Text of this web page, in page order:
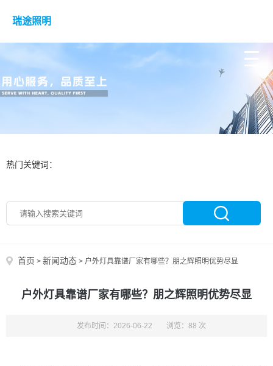
瑞途照明
热门关键词：
首页 > 新闻动态 > 户外灯具靠谱厂家有哪些？朋之辉照明优势尽显
户外灯具靠谱厂家有哪些？朋之辉照明优势尽显
发布时间：2026-06-22 浏览：88 次